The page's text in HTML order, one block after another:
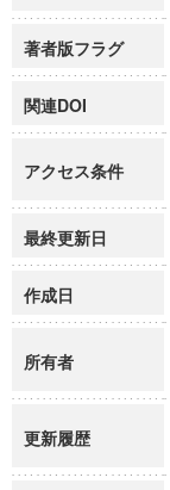
著者版フラグ
関連DOI
アクセス条件
最終更新日
作成日
所有者
更新履歴